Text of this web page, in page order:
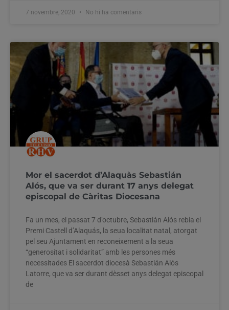
7 novembre, 2020 No hi ha comentaris
Mor el sacerdot d’Alaquàs Sebastián
Alós, que va ser durant 17 anys delegat
episcopal de Càritas Diocesana
Fa un mes, el passat 7 d’octubre, Sebastián Alós rebia el
Premi Castell d’Alaquás, la seua localitat natal, atorgat
pel seu Ajuntament en reconeixement a la seua
“generositat i solidaritat” amb les persones més
necessitades El sacerdot diocesà Sebastián Alós
Latorre, que va ser durant dèsset anys delegat episcopal
de